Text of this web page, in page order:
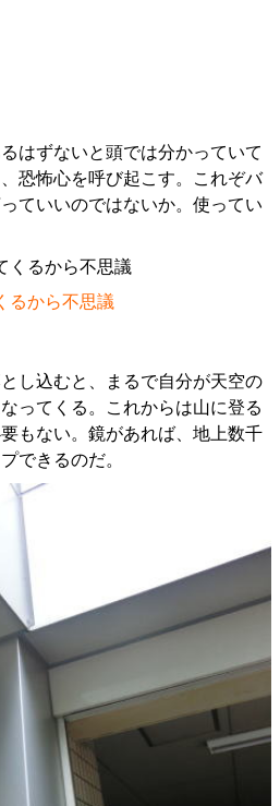
はずないと頭では分かっていて
恐怖心を呼び起こす。これぞバ
ていいのではないか。使ってい
るから不思議
し込むと、まるで自分が天空の
ってくる。これからは山に登る
もない。鏡があれば、地上数千
できるのだ。